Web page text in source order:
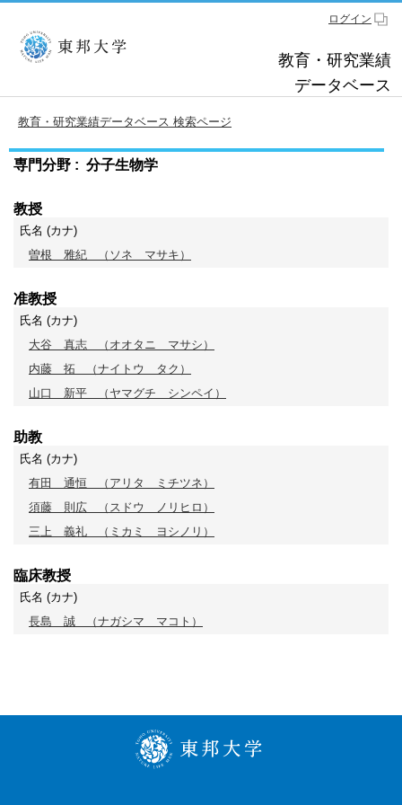
ログイン
教育・研究業績
データベース
教育・研究業績データベース 検索ページ
専門分野 : 分子生物学
教授
氏名 (カナ)
曽根 雅紀
（ソネ マサキ）
准教授
氏名 (カナ)
大谷 真志
（オオタニ マサシ）
内藤 拓
（ナイトウ タク）
山口 新平
（ヤマグチ シンペイ）
助教
氏名 (カナ)
有田 通恒
（アリタ ミチツネ）
須藤 則広
（スドウ ノリヒロ）
三上 義礼
（ミカミ ヨシノリ）
臨床教授
氏名 (カナ)
長島 誠
（ナガシマ マコト）